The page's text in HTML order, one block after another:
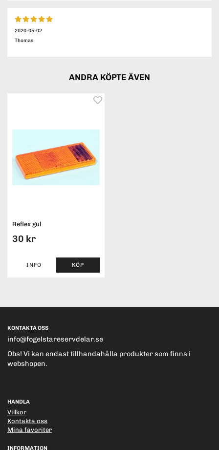
2020-05-02
Thomas
ANDRA KÖPTE ÄVEN
Reflex gul
30 kr
INFO KÖP
KONTAKTA OSS
info@fogelstareservdelar.se
Obs! Vi kan endast tillhandahålla produkter som finns i
webshopen.
HANDLA
Villkor
Kontakta oss
Mina favoriter
INFORMATION